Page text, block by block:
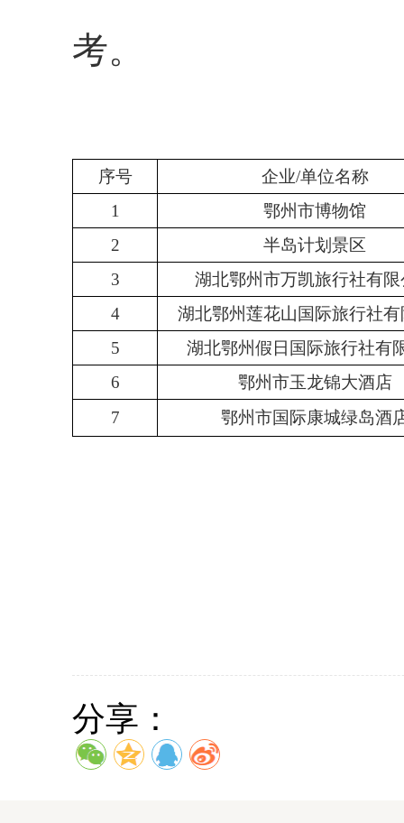
考。
序号 企业/单位名称
1
鄂州市博物馆
2
半岛计划景区
3
湖北鄂州市万凯旅行社有
4
湖北鄂州莲花山国际旅行社
5
湖北鄂州假日国际旅行社有
6
鄂州市玉龙锦大酒店
7
鄂州市国际康城绿岛酒
分享：